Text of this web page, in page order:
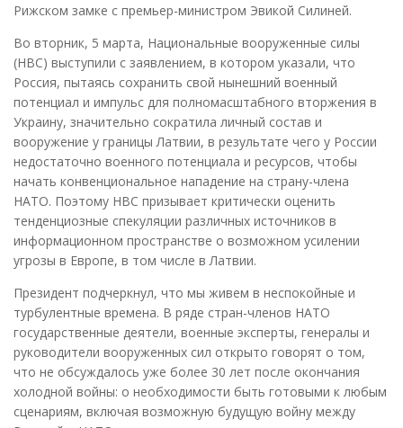
Рижском замке с премьер-министром Эвикой Силиней.
Во вторник, 5 марта, Национальные вооруженные силы
(НВС) выступили с заявлением, в котором указали, что
Россия, пытаясь сохранить свой нынешний военный
потенциал и импульс для полномасштабного вторжения в
Украину, значительно сократила личный состав и
вооружение у границы Латвии, в результате чего у России
недостаточно военного потенциала и ресурсов, чтобы
начать конвенциональное нападение на страну-члена
НАТО. Поэтому НВС призывает критически оценить
тенденциозные спекуляции различных источников в
информационном пространстве о возможном усилении
угрозы в Европе, в том числе в Латвии.
Президент подчеркнул, что мы живем в неспокойные и
турбулентные времена. В ряде стран-членов НАТО
государственные деятели, военные эксперты, генералы и
руководители вооруженных сил открыто говорят о том,
что не обсуждалось уже более 30 лет после окончания
холодной войны: о необходимости быть готовыми к любым
сценариям, включая возможную будущую войну между